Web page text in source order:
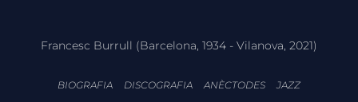
Francesc Burrull (Barcelona, 1934 - Vilanova, 2021)
BIOGRAFIA DISCOGRAFIA ANÈCTODES JAZZ